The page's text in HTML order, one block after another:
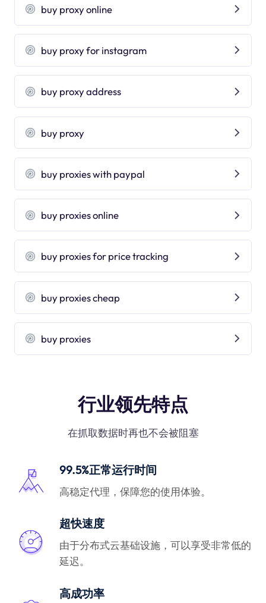
buy proxy online
buy proxy for instagram
buy proxy address
buy proxy
buy proxies with paypal
buy proxies online
buy proxies for price tracking
buy proxies cheap
buy proxies
行业领先特点
在抓取数据时再也不会被阻塞
99.5%正常运行时间
高稳定代理，保障您的使用体验。
超快速度
由于分布式云基础设施，可以享受非常低的
延迟。
高成功率